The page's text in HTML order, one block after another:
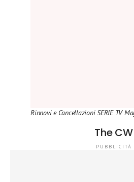
Rinnovi e Cancellazioni SERIE TV
The CW